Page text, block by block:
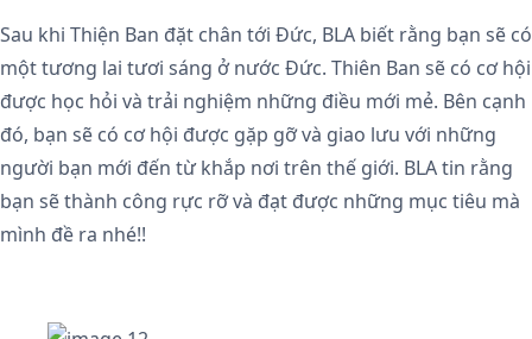
Sau khi Thiện Ban đặt chân tới Đức, BLA biết rằng bạn sẽ có
một tương lai tươi sáng ở nước Đức. Thiên Ban sẽ có cơ hội
được học hỏi và trải nghiệm những điều mới mẻ. Bên cạnh
đó, bạn sẽ có cơ hội được gặp gỡ và giao lưu với những
người bạn mới đến từ khắp nơi trên thế giới. BLA tin rằng
bạn sẽ thành công rực rỡ và đạt được những mục tiêu mà
mình đề ra nhé!!